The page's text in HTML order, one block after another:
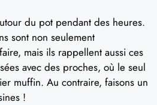
du pot pendant des heures.
sont non seulement
mais ils rappellent aussi ces
avec des proches, où le seul
muffin. Au contraire, faisons un
!